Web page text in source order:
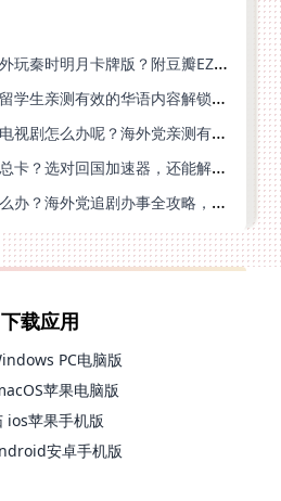
海外党必看：怎么在国外玩秦时明月卡牌版？附豆瓣EZCast地区限制破解法
海外怎么听酷我畅听？留学生亲测有效的华语内容解锁指南
在国外看不了央视影音电视剧怎么办呢？海外党亲测有效的回国加速方案
海外华人看国内电视剧总卡？选对回国加速器，还能解决菲律宾打不开反诈中心的问题
探花在比利时用不了怎么办？海外党追剧办事全攻略，选对加速器就够了
下载应用
PC电脑版
苹果电脑版
ios苹果手机版
安卓手机版